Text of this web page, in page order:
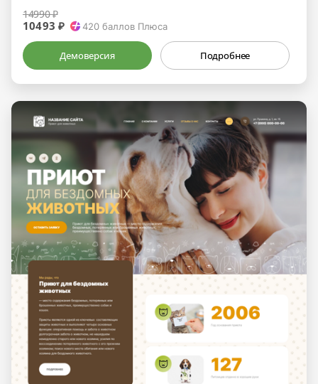
14990 ₽
10493 ₽ 420 баллов Плюса
Демоверсия Подробнее